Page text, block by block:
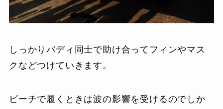
しっかりバディ同士で助け合ってフィンやマス
クなどつけていきます。
ビーチで履くときは波の影響を受けるのでしか